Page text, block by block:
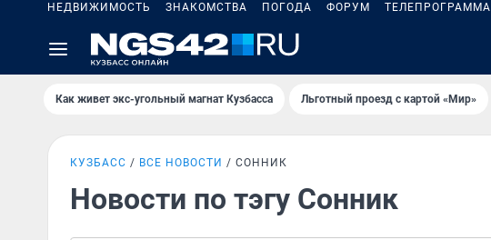
НЕДВИЖИМОСТЬ ЗНАКОМСТВА ПОГОДА ФОРУМ ТЕЛЕПРОГРАММА
Как живет экс-угольный магнат Кузбасса Льготный проезд с картой «Мир»
КУЗБАСС ВСЕ НОВОСТИ СОННИК
Новости по тэгу Сонник